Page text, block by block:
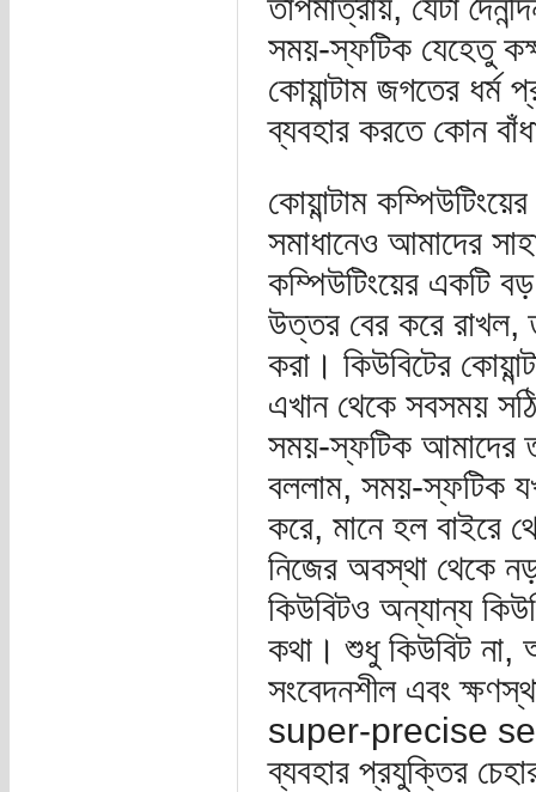
সময়-স্ফটিক যেহেতু কক্ষ
কোয়ান্টাম জগতের ধর্ম
ব্যবহার করতে কোন
কোয়ান্টাম
সমাধানেও আমাদের
কম্পিউটিংয়ের একটি
উত্তর বের করে রাখল,
করা। কিউবিটের
এখান থেকে সবসময়
সময়-স্ফটিক আমাদের
বললাম, সময়-স্ফটিক
করে, মানে হল বাইরে
নিজের অবস্থা থেকে
কিউবিটও অন্যান্য
কথা। শুধু কিউবিট না,
সংবেদনশীল এবং
super-precise
ব্যবহার প্রযুক্তির